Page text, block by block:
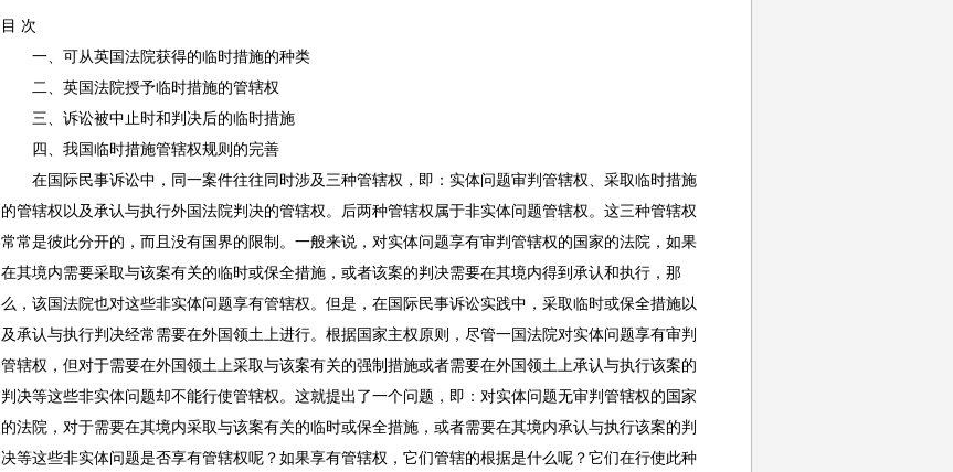
目 次
一、可从英国法院获得的临时措施的种类
二、英国法院授予临时措施的管辖权
三、诉讼被中止时和判决后的临时措施
四、我国临时措施管辖权规则的完善
在国际民事诉讼中，同一案件往往同时涉及三种管辖权，即：实体问题审判管辖权、采取临时措施
的管辖权以及承认与执行外国法院判决的管辖权。后两种管辖权属于非实体问题管辖权。这三种管辖权
常常是彼此分开的，而且没有国界的限制。一般来说，对实体问题享有审判管辖权的国家的法院，如果
在其境内需要采取与该案有关的临时或保全措施，或者该案的判决需要在其境内得到承认和执行，那
么，该国法院也对这些非实体问题享有管辖权。但是，在国际民事诉讼实践中，采取临时或保全措施以
及承认与执行判决经常需要在外国领土上进行。根据国家主权原则，尽管一国法院对实体问题享有审判
管辖权，但对于需要在外国领土上采取与该案有关的强制措施或者需要在外国领土上承认与执行该案的
判决等这些非实体问题却不能行使管辖权。这就提出了一个问题，即：对实体问题无审判管辖权的国家
的法院，对于需要在其境内采取与该案有关的临时或保全措施，或者需要在其境内承认与执行该案的判
决等这些非实体问题是否享有管辖权呢？如果享有管辖权，它们管辖的根据是什么呢？它们在行使此种